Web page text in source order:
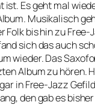
ist. Es geht mal
Musikalisch
Folk bis hin zu Free-
sich das auch
wieder. Das
Album zu hören.
in Free-Jazz
den gab es